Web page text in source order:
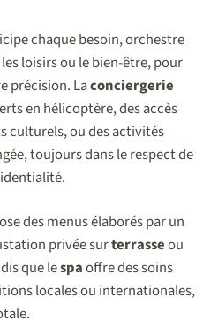
chaque besoin, orchestre
les loisirs ou le bien-être, pour
précision. Laconciergerie
en hélicoptère, des accès
culturels, ou des activités
toujours dans le respect de
des menus élaborés par un
privée surterrasseou
que lespaoffre des soins
locales ou internationales,